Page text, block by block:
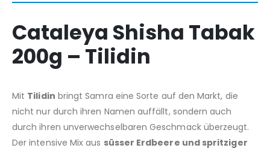
Cataleya Shisha Tabak
200g – Tilidin
Mit Tilidin bringt Samra eine Sorte auf den Markt, die
nicht nur durch ihren Namen auffällt, sondern auch
durch ihren unverwechselbaren Geschmack überzeugt.
Der intensive Mix aus süsser Erdbeere und spritziger